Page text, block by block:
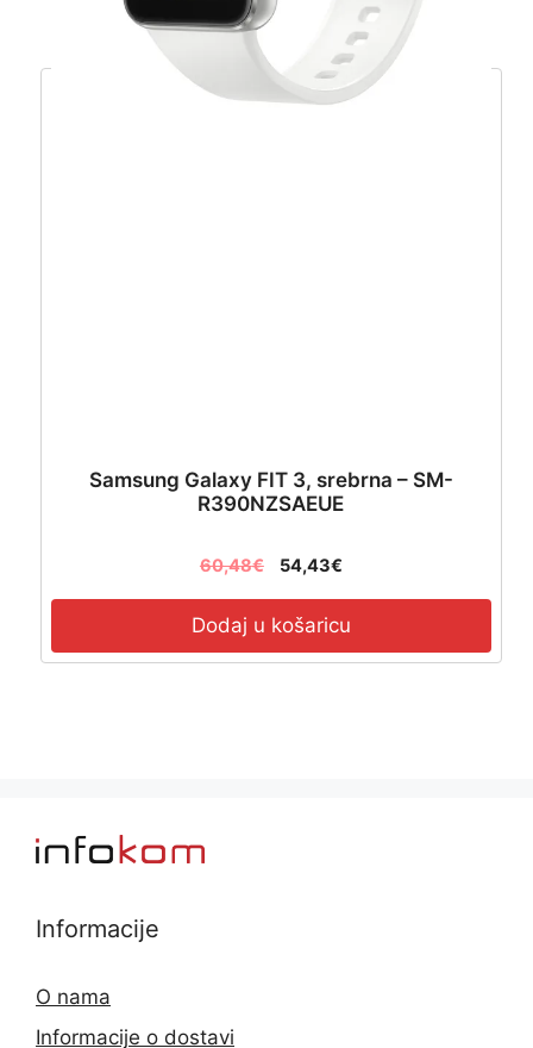
Samsung Galaxy FIT 3, srebrna – SM-
R390NZSAEUE
60,48€ 54,43€
Dodaj u košaricu
Informacije
O nama
Informacije o dostavi